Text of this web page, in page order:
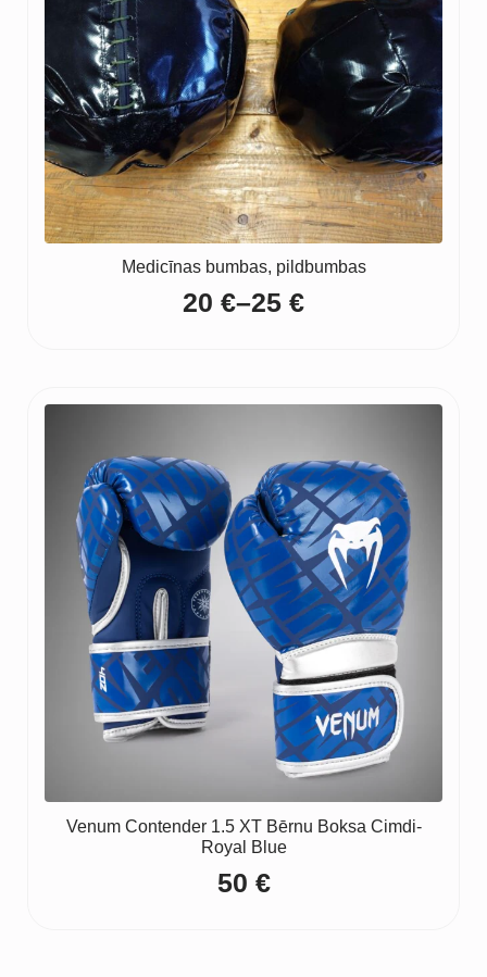
Medicīnas bumbas, pildbumbas
20 €–25 €
Price
Venum Contender 1.5 XT Bērnu Boksa Cimdi-
Royal Blue
50 €